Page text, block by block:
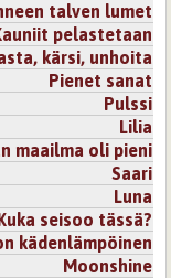
niistä
talven lumet
pelastetaan
kärsi, unhoita
Pienet sanat
Pulssi
Lilia
maailma oli pieni
Saari
Luna
seisoo tässä?
kädenlämpöinen
Moonshine